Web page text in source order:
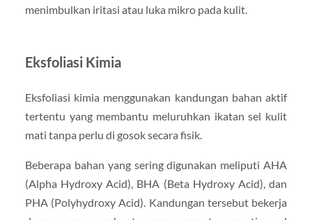
menimbulkan iritasi atau luka mikro pada kulit.
Eksfoliasi Kimia
Eksfoliasi kimia menggunakan kandungan bahan aktif
tertentu yang membantu meluruhkan ikatan sel kulit
mati tanpa perlu di gosok secara fisik.
Beberapa bahan yang sering digunakan meliputi AHA
(Alpha Hydroxy Acid), BHA (Beta Hydroxy Acid), dan
PHA (Polyhydroxy Acid). Kandungan tersebut bekerja